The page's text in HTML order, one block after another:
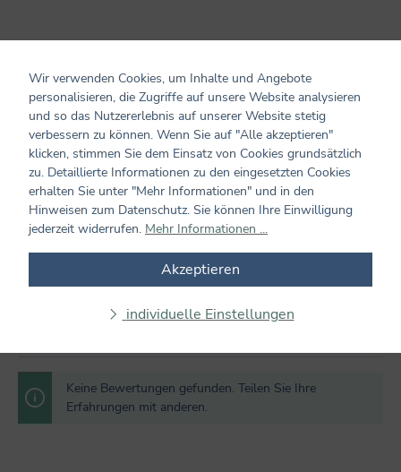
0 von 0 Bewertungen
Durchschnittliche Bewertung von 0 von 5 Sternen
Bewerten Sie dieses Produkt!
Teilen Sie Ihre Erfahrungen mit dem Produkt mit anderen
Kunden. Ihre Bewertung darf sich ausschließlich auf Produkte
aus verifizierten Käufen beziehen. Diesen Zusammenhang stellen
wir sicher, indem Bewertungen nur mit einem vorhandenen
Bewertung schreiben
Keine Bewertungen gefunden. Teilen Sie Ihre
Erfahrungen mit anderen.
Wir verwenden Cookies, um Inhalte und Angebote
personalisieren, die Zugriffe auf unsere Website analysieren
und so das Nutzererlebnis auf unserer Website stetig
verbessern zu können. Wenn Sie auf "Alle akzeptieren"
klicken, stimmen Sie dem Einsatz von Cookies grundsätzlich
zu. Detaillierte Informationen zu den eingesetzten Cookies
erhalten Sie unter "Mehr Informationen" und in den
Hinweisen zum Datenschutz. Sie können Ihre Einwilligung
jederzeit widerrufen. Mehr Informationen ...
Akzeptieren
individuelle Einstellungen